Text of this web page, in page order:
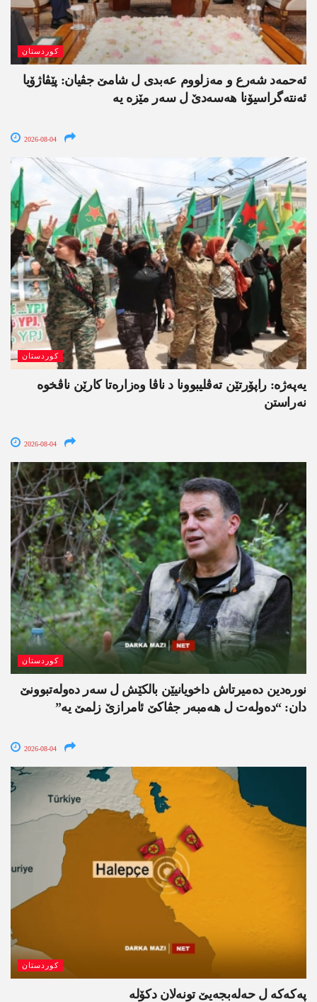
کوردستان
ئەحمەد شەرع و مەزلووم عەبدی ل شامێ جڤیان: پێڤاژۆیا
ئەنتەگراسیۆنا ھەسەدێ ل سەر مێزە یە
2026-08-04
کوردستان
یەپەژە: راپۆرتێن تەڤلیبوونا د ناڤا وەزارەتا کارێن ناڤخوە
نەراستن
2026-08-04
کوردستان
نورەدین دەمیرتاش داخویانیێن بالکێش ل سەر دەولەتبوونێ
دان: “دەولەت ل ھەمبەر جڤاکێ ئامرازێ زلمێ یە”
2026-08-04
کوردستان
پەکەکە ل حەلەبجەیێ تونەلان دکۆلە